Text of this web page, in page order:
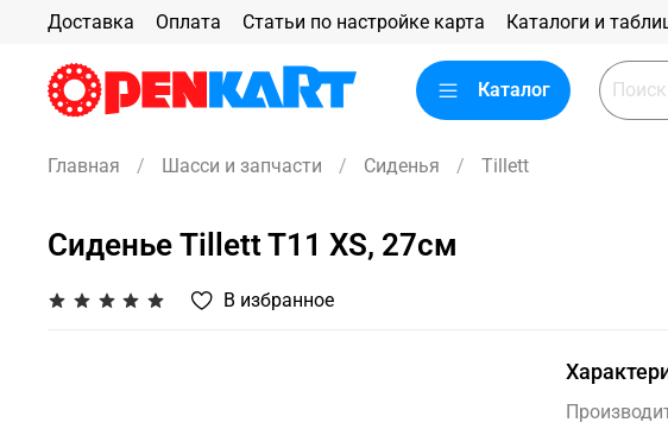
Доставка Оплата Статьи по настройке карта Каталоги и
Каталог
Главная Шасси и запчасти Сиденья Tillett
Сиденье Tillett T11 XS, 27см
В избранное